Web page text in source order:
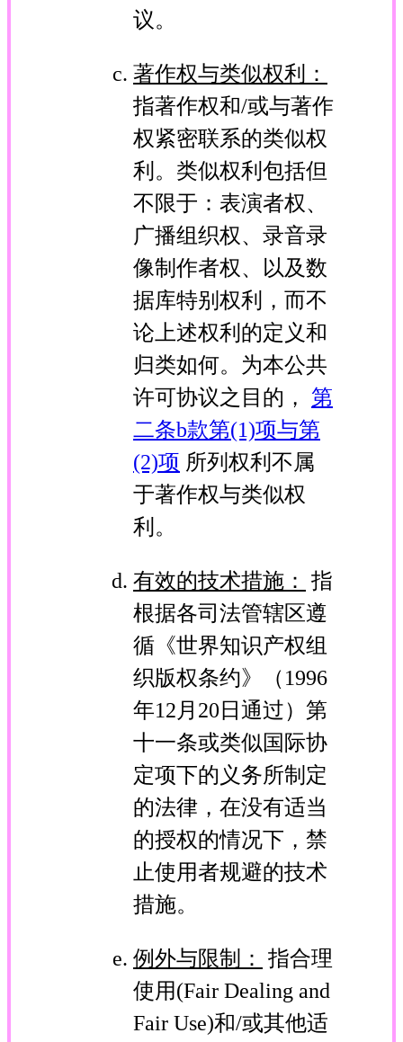
议。
著作权与类似权利：
指著作权和/或与著作
权紧密联系的类似权
利。类似权利包括但
不限于：表演者权、
广播组织权、录音录
像制作者权、以及数
据库特别权利，而不
论上述权利的定义和
归类如何。为本公共
许可协议之目的， 第
二条b款第(1)项与第
(2)项 所列权利不属
于著作权与类似权
利。
有效的技术措施：
指
根据各司法管辖区遵
循《世界知识产权组
织版权条约》（1996
年12月20日通过）第
十一条或类似国际协
定项下的义务所制定
的法律，在没有适当
的授权的情况下，禁
止使用者规避的技术
措施。
例外与限制：
指合理
使用(Fair Dealing and
Fair Use)和/或其他适